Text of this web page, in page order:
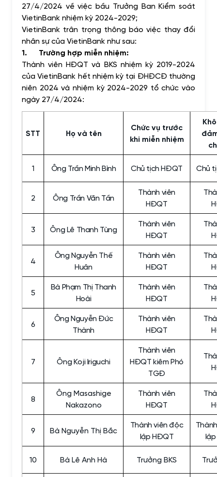
27/4/2024 về việc bầu Trưởng Ban Kiểm soát
VietinBank nhiệm kỳ 2024-2029;
VietinBank trân trọng thông báo việc thay đổi
nhân sự của VietinBank như sau:
1. Trường hợp miễn nhiệm:
Thành viên HĐQT và BKS nhiệm kỳ 2019-2024
của VietinBank hết nhiệm kỳ tại ĐHĐCĐ thường
niên 2024 và nhiệm kỳ 2024-2029 tổ chức vào
ngày 27/4/2024:
STT Họ và tên
Chức vụ trước
khi miễn nhiệm
1 Ông Trần Minh Bình Chủ tịch HĐQT Chủ
2 Ông Trần Văn Tần
Thành viên
HĐQT
3 Ông Lê Thanh Tùng
Thành viên
HĐQT
4
Ông Nguyễn Thế
Huân
Thành viên
HĐQT
5
Bà Phạm Thị Thanh
Hoài
Thành viên
HĐQT
6
Ông Nguyễn Đức
Thành
Thành viên
HĐQT
7 Ông Koji Iriguchi
Thành viên
HĐQT kiêm Phó
TGĐ
8
Ông Masashige
Nakazono
Thành viên
HĐQT
9 Bà Nguyễn Thị Bắc
Thành viên độc
lập HĐQT
10 Bà Lê Anh Hà Trưởng BKS